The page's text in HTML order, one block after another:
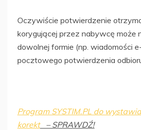
Oczywiście potwierdzenie
korygującej przez nabywcę może
dowolnej formie (np. wiadomości
pocztowego potwierdzenia
Program SYSTIM.PL do
korekt– SPRAWDŹ!